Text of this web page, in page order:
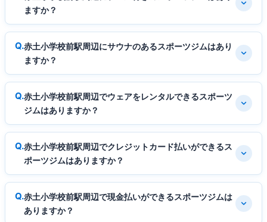
ますか？
赤土小学校前駅周辺にサウナのあるスポーツジムはあり
ますか？
赤土小学校前駅周辺でウェアをレンタルできるスポーツ
ジムはありますか？
赤土小学校前駅周辺でクレジットカード払いができるス
ポーツジムはありますか？
赤土小学校前駅周辺で現金払いができるスポーツジムは
ありますか？